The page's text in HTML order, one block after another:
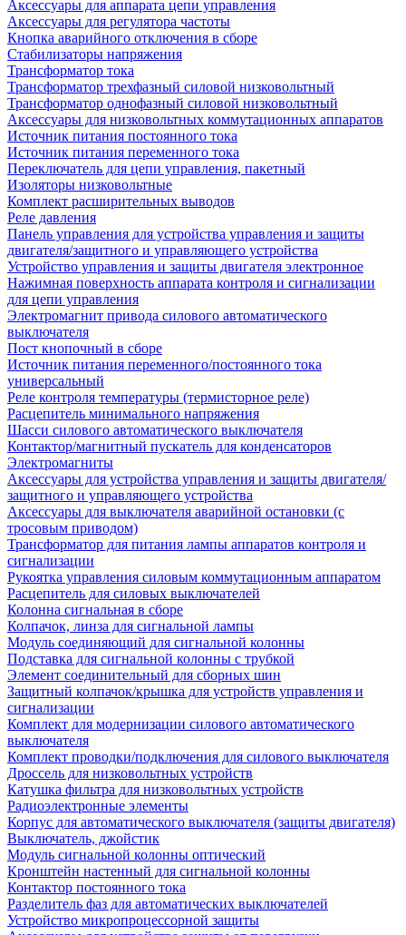
Аксессуары для аппарата цепи управления
Аксессуары для регулятора частоты
Кнопка аварийного отключения в сборе
Стабилизаторы напряжения
Трансформатор тока
Трансформатор трехфазный силовой низковольтный
Трансформатор однофазный силовой низковольтный
Аксессуары для низковольтных коммутационных аппаратов
Источник питания постоянного тока
Источник питания переменного тока
Переключатель для цепи управления, пакетный
Изоляторы низковольтные
Комплект расширительных выводов
Реле давления
Панель управления для устройства управления и защиты
двигателя/защитного и управляющего устройства
Устройство управления и защиты двигателя электронное
Нажимная поверхность аппарата контроля и сигнализации
для цепи управления
Электромагнит привода силового автоматического
выключателя
Пост кнопочный в сборе
Источник питания переменного/постоянного тока
универсальный
Реле контроля температуры (термисторное реле)
Расцепитель минимального напряжения
Шасси силового автоматического выключателя
Контактор/магнитный пускатель для конденсаторов
Электромагниты
Аксессуары для устройства управления и защиты двигателя/
защитного и управляющего устройства
Аксессуары для выключателя аварийной остановки (с
тросовым приводом)
Трансформатор для питания лампы аппаратов контроля и
сигнализации
Рукоятка управления силовым коммутационным аппаратом
Расцепитель для силовых выключателей
Колонна сигнальная в сборе
Колпачок, линза для сигнальной лампы
Модуль соединяющий для сигнальной колонны
Подставка для сигнальной колонны с трубкой
Элемент соединительный для сборных шин
Защитный колпачок/крышка для устройств управления и
сигнализации
Комплект для модернизации силового автоматического
выключателя
Комплект проводки/подключения для силового выключателя
Дроссель для низковольтных устройств
Катушка фильтра для низковольтных устройств
Радиоэлектронные элементы
Корпус для автоматического выключателя (защиты двигателя)
Выключатель, джойстик
Модуль сигнальной колонны оптический
Кронштейн настенный для сигнальной колонны
Контактор постоянного тока
Разделитель фаз для автоматических выключателей
Устройство микропроцессорной защиты